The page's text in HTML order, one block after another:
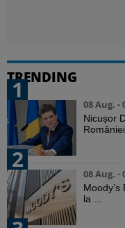
TRENDING
1
08 Aug. -
Nicușor
2
08 Aug. -
la ...